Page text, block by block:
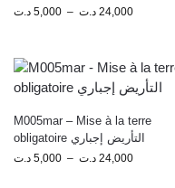
5,000 د.ت – 24,000 د.ت
M005mar – Mise à la terre
obligatoire التأريض إجباري
5,000 د.ت – 24,000 د.ت